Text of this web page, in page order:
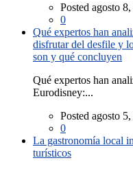
Posted agosto
0
Qué expertos han
disfrutar del desfile y
son y qué concluyen
Qué expertos han
Eurodisney:...
Posted agosto
0
La gastronomía local
turísticos